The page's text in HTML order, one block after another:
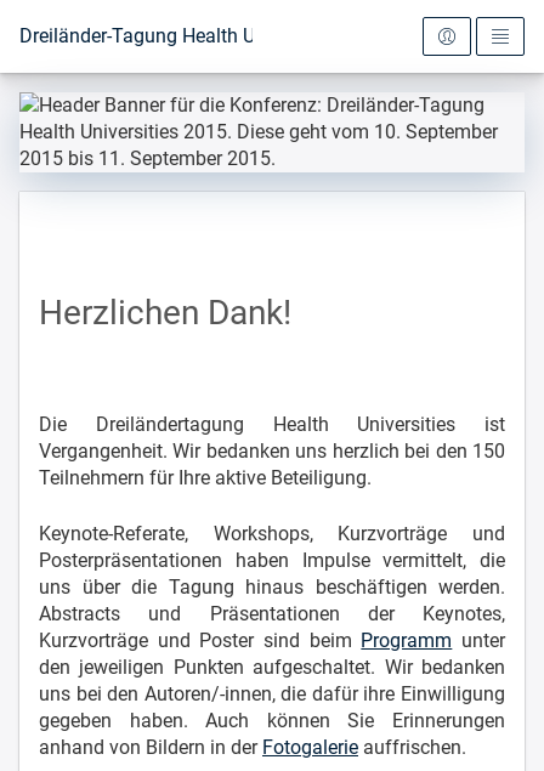
Zur Startseite
Dreiländer-Tagung Health Universities 2015
Herzlichen Dank!
Die Dreiländertagung Health Universities ist
Vergangenheit. Wir bedanken uns herzlich bei den 150
Teilnehmern für Ihre aktive Beteiligung.
Keynote-Referate, Workshops, Kurzvorträge und
Posterpräsentationen haben Impulse vermittelt, die
uns über die Tagung hinaus beschäftigen werden.
Abstracts und Präsentationen der Keynotes,
Kurzvorträge und Poster sind beim Programm unter
den jeweiligen Punkten aufgeschaltet. Wir bedanken
uns bei den Autoren/-innen, die dafür ihre Einwilligung
gegeben haben. Auch können Sie Erinnerungen
anhand von Bildern in der Fotogalerie auffrischen.